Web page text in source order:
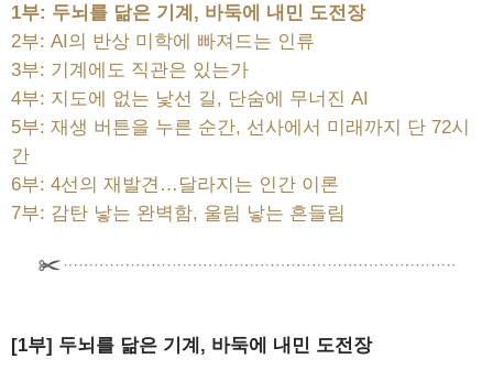
1부: 두뇌를 닮은 기계, 바둑에 내민 도전장
2부: AI의 반상 미학에 빠져드는 인류
3부: 기계에도 직관은 있는가
4부: 지도에 없는 낯선 길, 단숨에 무너진 AI
5부: 재생 버튼을 누른 순간, 선사에서 미래까지 단 72시
간
6부: 4선의 재발견…달라지는 인간 이론
7부: 감탄 낳는 완벽함, 울림 낳는 흔들림
[1부] 두뇌를 닮은 기계, 바둑에 내민 도전장